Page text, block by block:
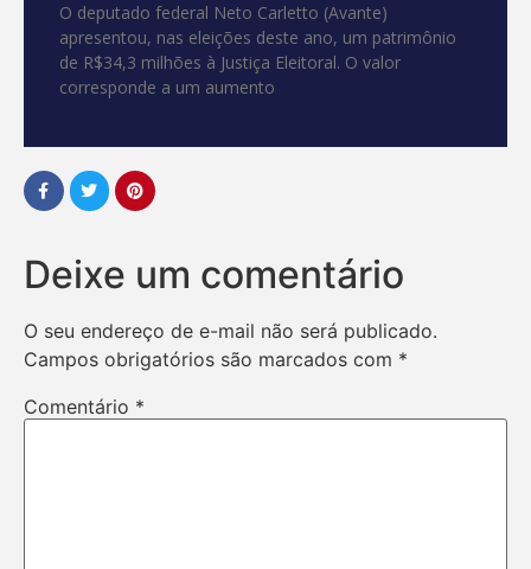
O deputado federal Neto Carletto (Avante)
apresentou, nas eleições deste ano, um patrimônio
de R$34,3 milhões à Justiça Eleitoral. O valor
corresponde a um aumento
Deixe um comentário
O seu endereço de e-mail não será publicado.
Campos obrigatórios são marcados com *
Comentário *